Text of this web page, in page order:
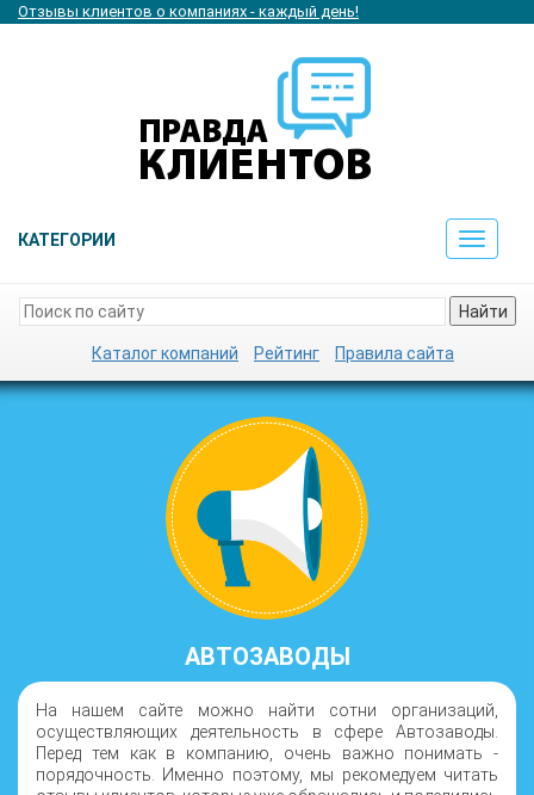
Отзывы клиентов о компаниях - каждый день!
КАТЕГОРИИ
Toggle
Найти
Каталог компаний Рейтинг Правила сайта
АВТОЗАВОДЫ
На нашем сайте можно найти сотни организаций,
осуществляющих деятельность в сфере Автозаводы.
Перед тем как в компанию, очень важно понимать -
порядочность. Именно поэтому, мы рекомедуем читать